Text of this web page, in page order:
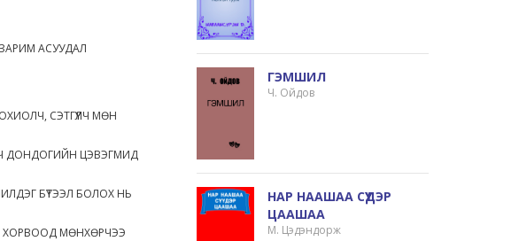
АСУУДАЛ
СЭТГҮҮЛЧ МӨН
ДОНДОГИЙН ЦЭВЭГМИД
БҮТЭЭЛ БОЛОХ НЬ
ХОРВООД МӨНХӨРЧЭЭ
ГЭМШИЛ
Ч. Ойдов
НАР НААШАА СҮҮДЭР
ЦААШАА
М. Цэдэндорж